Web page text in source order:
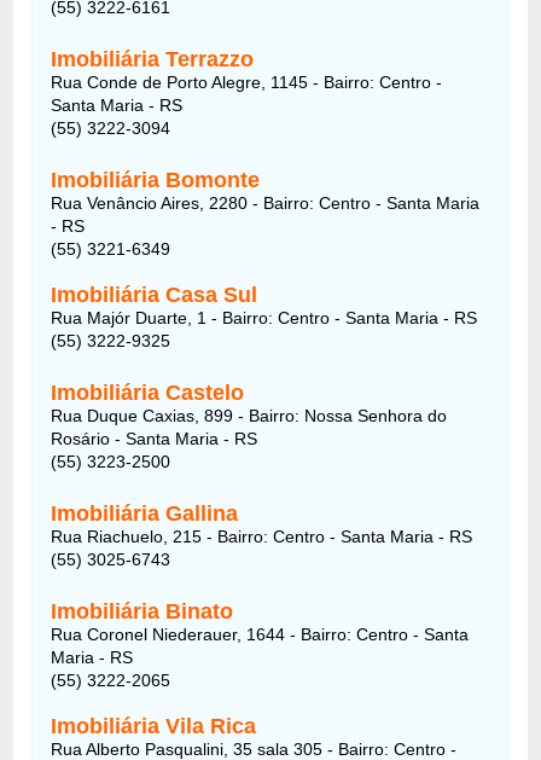
(55) 3222-6161
Imobiliária Terrazzo
Rua Conde de Porto Alegre, 1145 - Bairro: Centro -
Santa Maria - RS
(55) 3222-3094
Imobiliária Bomonte
Rua Venâncio Aires, 2280 - Bairro: Centro - Santa Maria
- RS
(55) 3221-6349
Imobiliária Casa Sul
Rua Majór Duarte, 1 - Bairro: Centro - Santa Maria - RS
(55) 3222-9325
Imobiliária Castelo
Rua Duque Caxias, 899 - Bairro: Nossa Senhora do
Rosário - Santa Maria - RS
(55) 3223-2500
Imobiliária Gallina
Rua Riachuelo, 215 - Bairro: Centro - Santa Maria - RS
(55) 3025-6743
Imobiliária Binato
Rua Coronel Niederauer, 1644 - Bairro: Centro - Santa
Maria - RS
(55) 3222-2065
Imobiliária Vila Rica
Rua Alberto Pasqualini, 35 sala 305 - Bairro: Centro -